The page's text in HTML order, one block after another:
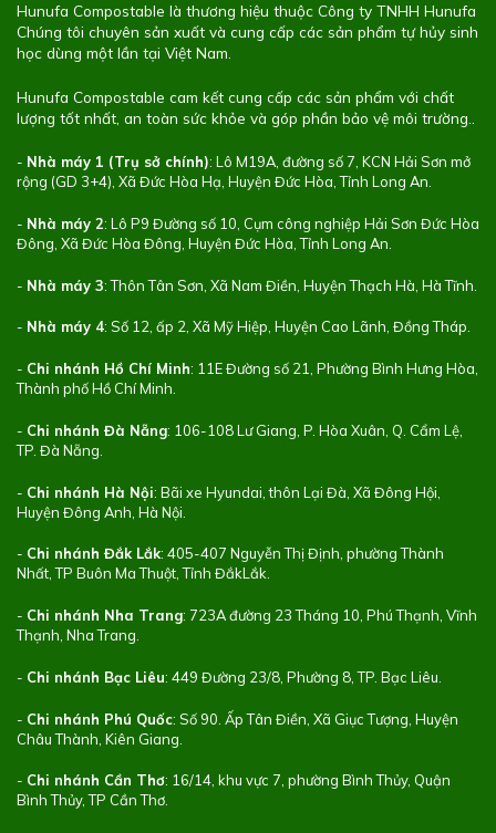
Hunufa Compostable là thương hiệu thuộc Công ty TNHH Hunufa
Chúng tôi chuyên sản xuất và cung cấp các sản phẩm tự hủy sinh
học dùng một lần tại Việt Nam.
Hunufa Compostable cam kết cung cấp các sản phẩm với chất
lượng tốt nhất, an toàn sức khỏe và góp phần bảo vệ môi trường..
- Nhà máy 1 (Trụ sở chính): Lô M19A, đường số 7, KCN Hải Sơn mở
rộng (GD 3+4), Xã Đức Hòa Hạ, Huyện Đức Hòa, Tỉnh Long An.
- Nhà máy 2: Lô P9 Đường số 10, Cụm công nghiệp Hải Sơn Đức Hòa
Đông, Xã Đức Hòa Đông, Huyện Đức Hòa, Tỉnh Long An.
- Nhà máy 3: Thôn Tân Sơn, Xã Nam Điền, Huyện Thạch Hà, Hà Tĩnh.
- Nhà máy 4: Số 12, ấp 2, Xã Mỹ Hiệp, Huyện Cao Lãnh, Đồng Tháp.
- Chi nhánh Hồ Chí Minh: 11E Đường số 21, Phường Bình Hưng Hòa,
Thành phố Hồ Chí Minh.
- Chi nhánh Đà Nẵng: 106-108 Lư Giang, P. Hòa Xuân, Q. Cẩm Lệ,
TP. Đà Nẵng.
- Chi nhánh Hà Nội: Bãi xe Hyundai, thôn Lại Đà, Xã Đông Hội,
Huyện Đông Anh, Hà Nội.
- Chi nhánh Đắk Lắk: 405-407 Nguyễn Thị Định, phường Thành
Nhất, TP Buôn Ma Thuột, Tỉnh ĐắkLắk.
- Chi nhánh Nha Trang: 723A đường 23 Tháng 10, Phú Thạnh, Vĩnh
Thạnh, Nha Trang.
- Chi nhánh Bạc Liêu: 449 Đường 23/8, Phường 8, TP. Bạc Liêu.
- Chi nhánh Phú Quốc: Số 90. Ấp Tân Điền, Xã Giục Tượng, Huyện
Châu Thành, Kiên Giang.
- Chi nhánh Cần Thơ: 16/14, khu vực 7, phường Bình Thủy, Quận
Bình Thủy, TP Cần Thơ.